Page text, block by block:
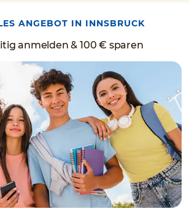
ANGEBOT IN INNSBRUCK
anmelden & 100 € sparen